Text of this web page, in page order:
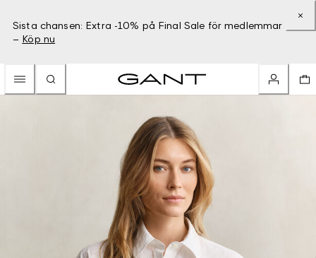
Sista chansen: Extra -10% på Final Sale för medlemmar
– Köp nu